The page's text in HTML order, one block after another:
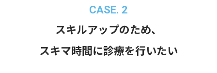
CASE. 2
スキルアップのため、
スキマ時間に診療を行いたい